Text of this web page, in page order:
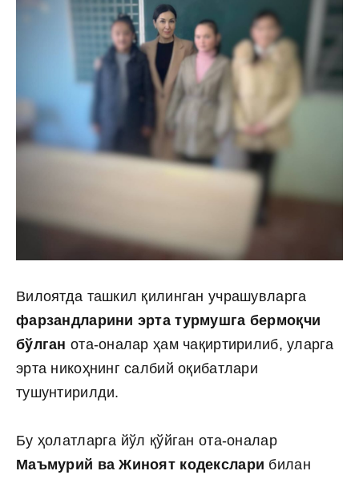
Вилоятда ташкил қилинган учрашувларга
фарзандларини эрта турмушга бермоқчи
бўлган ота-оналар ҳам чақиртирилиб, уларга
эрта никоҳнинг салбий оқибатлари
тушунтирилди.
Бу ҳолатларга йўл қўйган ота-оналар
Маъмурий ва Жиноят кодекслари билан